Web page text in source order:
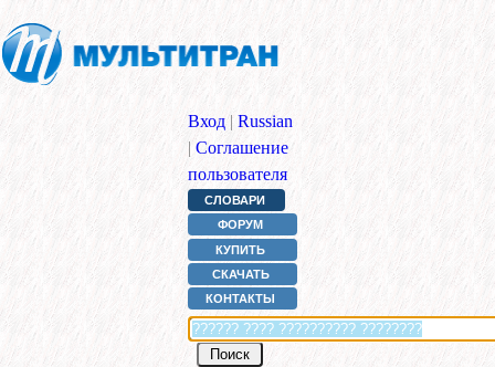
Вход | Russian
| Соглашение
пользователя
СЛОВАРИ
ФОРУМ
КУПИТЬ
СКАЧАТЬ
КОНТАКТЫ